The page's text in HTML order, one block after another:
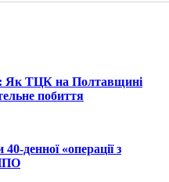
Як ТЦК на Полтавщині
побиття
денної «операції з